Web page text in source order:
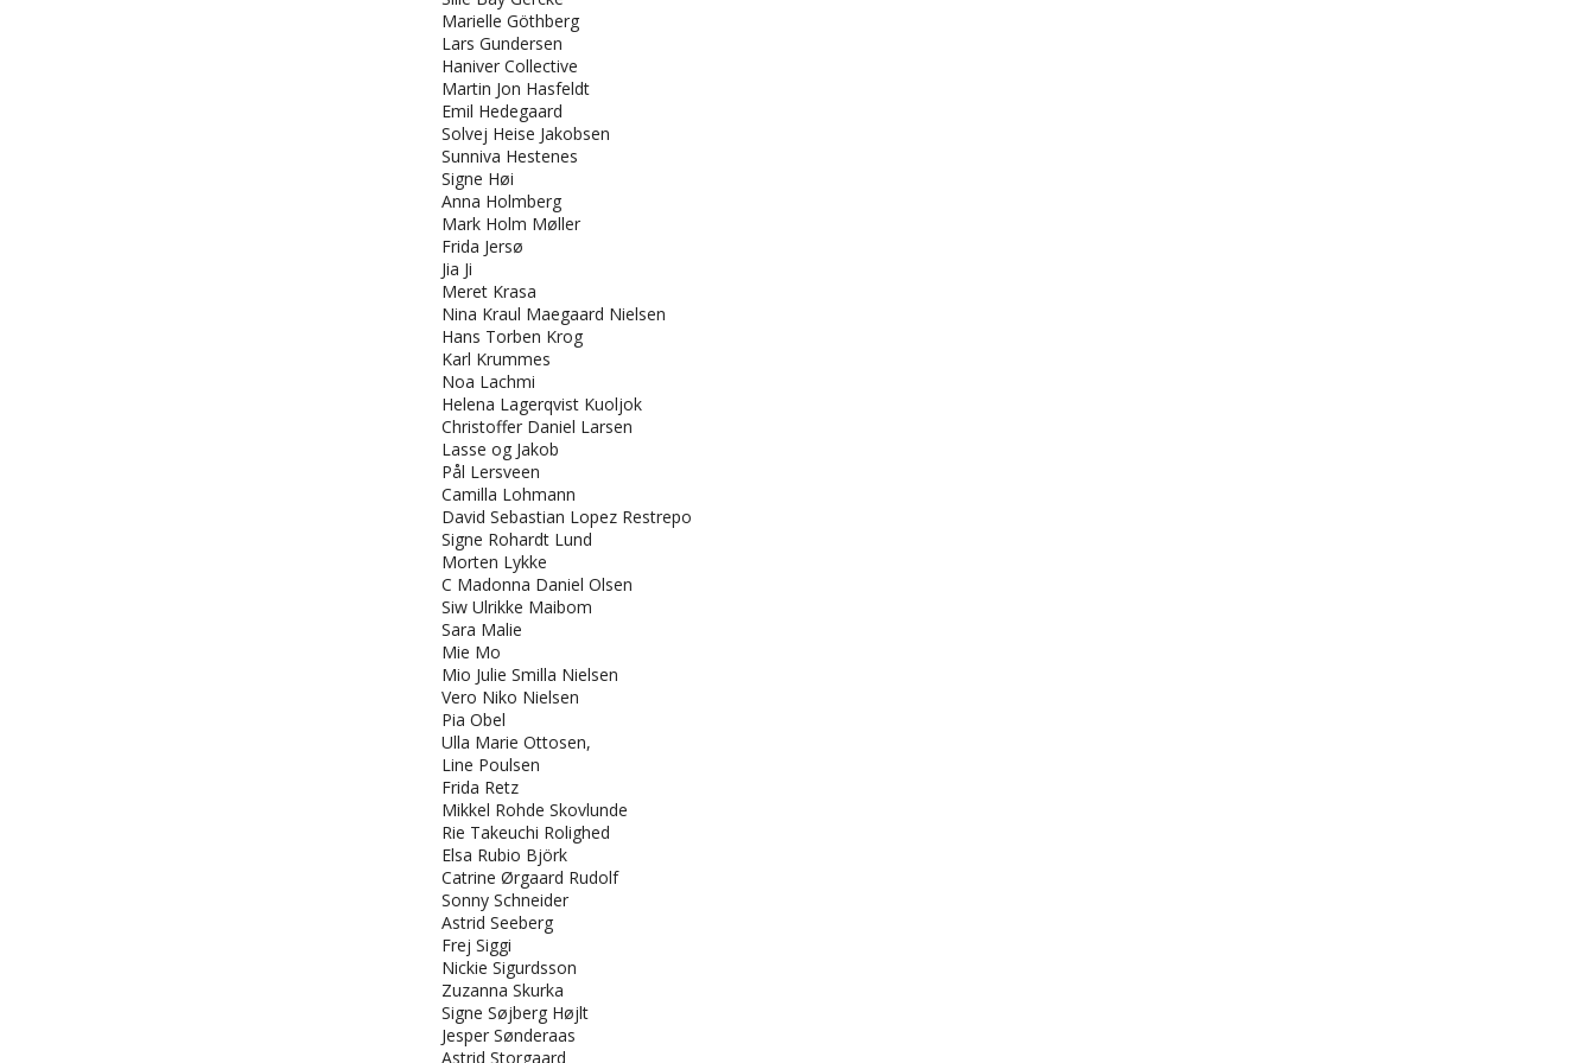
Marielle Göthberg
Lars Gundersen
Haniver Collective
Martin Jon Hasfeldt
Emil Hedegaard
Solvej Heise Jakobsen
Sunniva Hestenes
Signe Høi
Anna Holmberg
Mark Holm Møller
Frida Jersø
Jia Ji
Meret Krasa
Nina Kraul Maegaard Nielsen
Hans Torben Krog
Karl Krummes
Noa Lachmi
Helena Lagerqvist Kuoljok
Christoffer Daniel Larsen
Lasse og Jakob
Pål Lersveen
Camilla Lohmann
David Sebastian Lopez Restrepo
Signe Rohardt Lund
Morten Lykke
C Madonna Daniel Olsen
Siw Ulrikke Maibom
Sara Malie
Mie Mo
Mio Julie Smilla Nielsen
Vero Niko Nielsen
Pia Obel
Ulla Marie Ottosen,
Line Poulsen
Frida Retz
Mikkel Rohde Skovlunde
Rie Takeuchi Rolighed
Elsa Rubio Björk
Catrine Ørgaard Rudolf
Sonny Schneider
Astrid Seeberg
Frej Siggi
Nickie Sigurdsson
Zuzanna Skurka
Signe Søjberg Højlt
Jesper Sønderaas
Astrid Storgaard